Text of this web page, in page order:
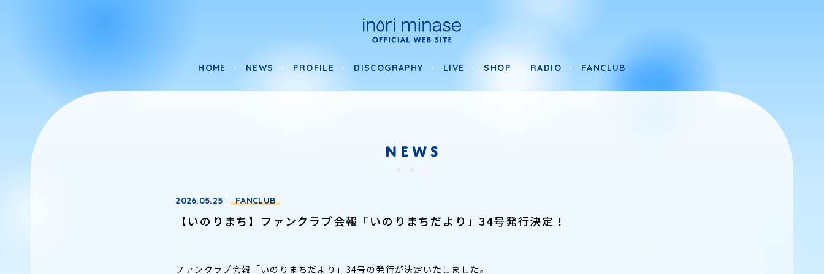
DISCOGRAPHY LIVE
HOME NEWS PROFILE DISCOGRAPHY LIVE SHOP RADIO FANCLUB
2026.05.25 FANCLUB
【いのりまち】ファンクラブ会報「いのりまちだより」34号発行決定！
ファンクラブ会報「いのりまちだより」34号の発行が決定いたしました。